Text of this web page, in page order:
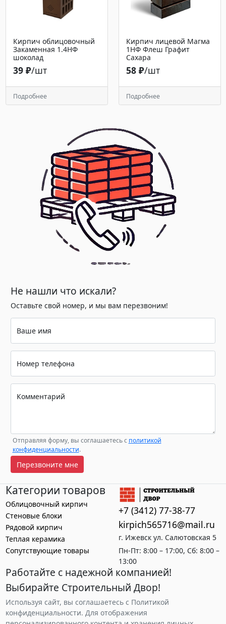
Кирпич облицовочный
Закаменная 1.4НФ
шоколад
39 ₽/шт
Подробнее
Кирпич лицевой Магма
1НФ Флеш Графит
Сахара
58 ₽/шт
Подробнее
Не нашли что искали?
Оставьте свой номер, и мы вам перезвоним!
Ваше имя
Номер телефона
Комментарий
Отправляя форму, вы соглашаетесь с политикой
конфиденциальности.
Перезвоните мне
Работайте с надежной компанией!
Выбирайте Строительный Двор!
Используя сайт, вы соглашаетесь с Политикой
конфиденциальности. Для отображения
Категории товаров
Облицовочный кирпич
Стеновые блоки
Рядовой кирпич
Теплая керамика
Сопутствующие товары
+7 (3412) 77-38-77
kirpich565716@mail.ru
г. Ижевск ул. Салютовская 5
Пн-Пт: 8:00 – 17:00, Сб: 8:00 –
13:00